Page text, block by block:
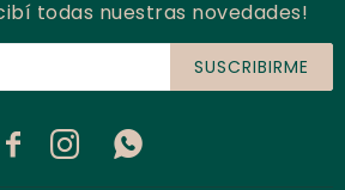
todas nuestras novedades!
SUSCRIBIRME
  